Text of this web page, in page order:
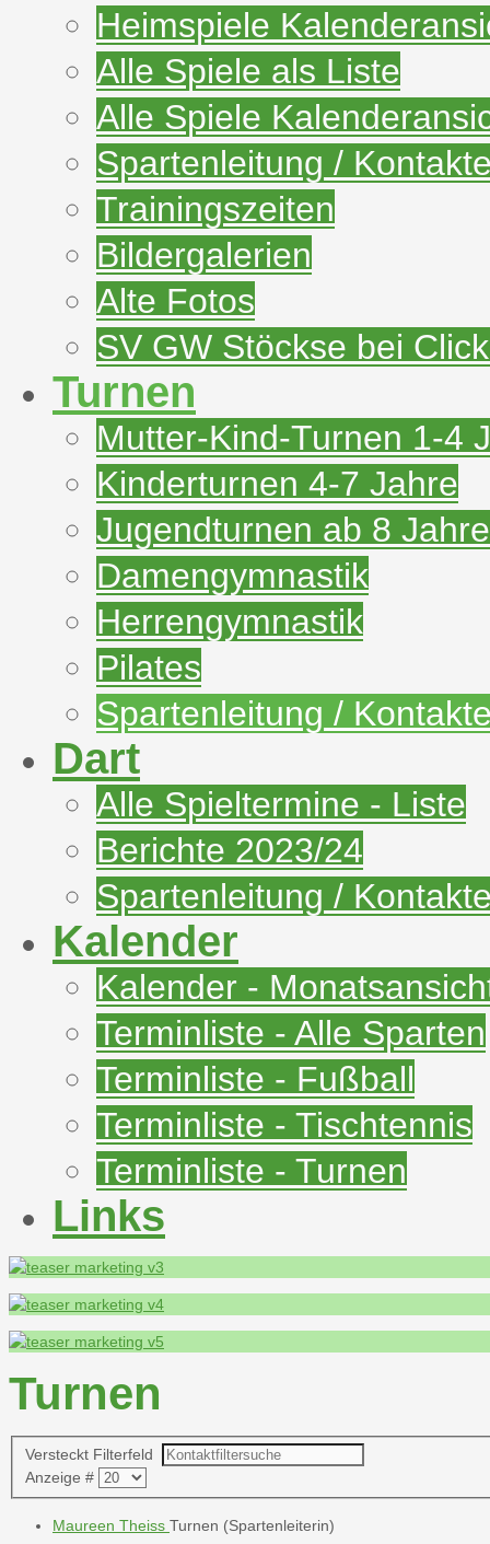
Heimspiele
Alle Spiele als Liste
Alle Spiele
Spartenleitung /
Trainingszeiten
Bildergalerien
Alte Fotos
SV GW Stöckse bei
Turnen
Mutter-Kind-Turnen 1-4
Kinderturnen 4-7 Jahre
Jugendturnen ab 8 Jahre
Damengymnastik
Herrengymnastik
Pilates
Spartenleitung /
Dart
Alle Spieltermine - Liste
Berichte 2023/24
Spartenleitung /
Kalender
Kalender -
Terminliste - Alle Sparten
Terminliste - Fußball
Terminliste - Tischtennis
Terminliste - Turnen
Links
Turnen
Versteckt Filterfeld
Anzeige #
Maureen Theiss Turnen (Spartenleiterin)